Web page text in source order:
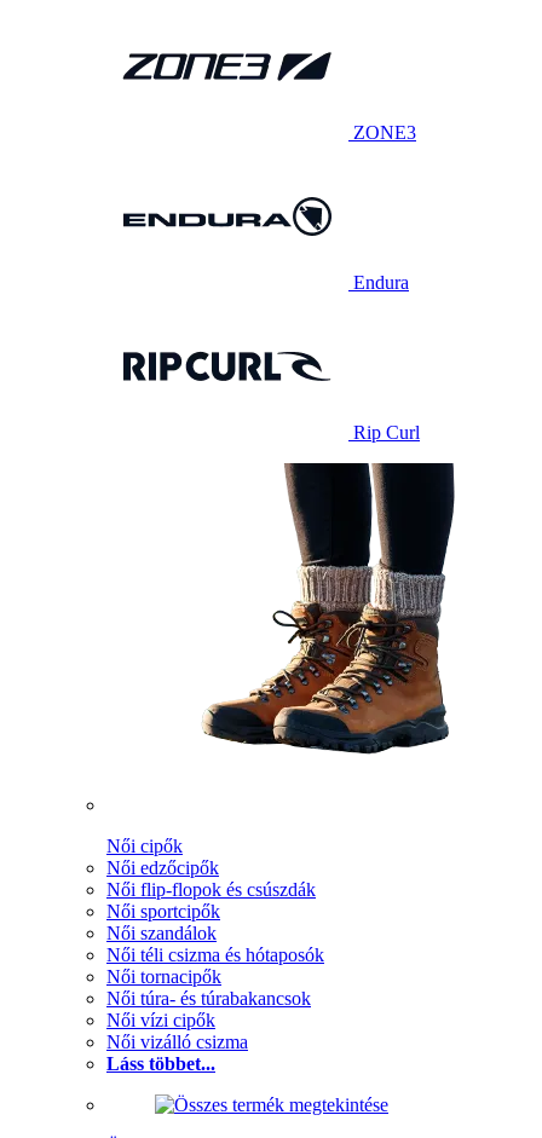
ZONE3
Endura
Rip Curl
Női cipők
Női edzőcipők
Női flip-flopok és csúszdák
Női sportcipők
Női szandálok
Női téli csizma és hótaposók
Női tornacipők
Női túra- és túrabakancsok
Női vízi cipők
Női vizálló csizma
Láss többet...